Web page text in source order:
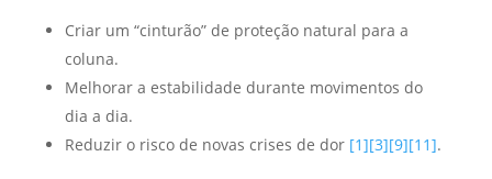
Criar um “cinturão” de proteção natural para a
coluna.
Melhorar a estabilidade durante movimentos do
dia a dia.
Reduzir o risco de novas crises de dor [1][3][9][11].